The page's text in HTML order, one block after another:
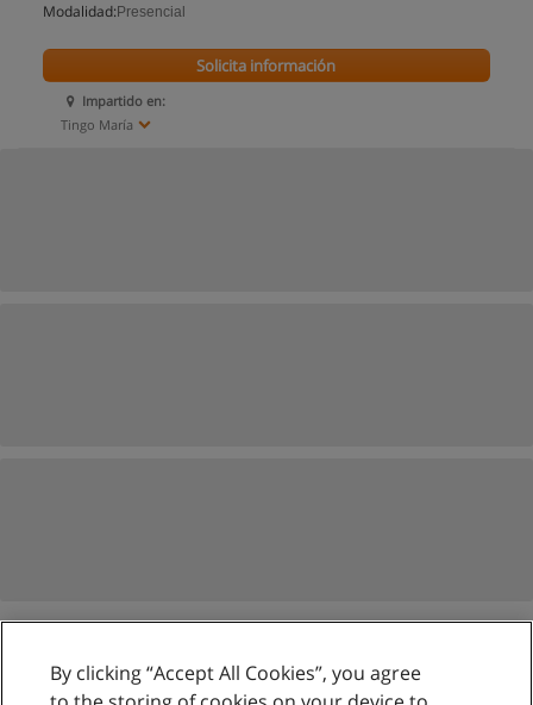
Modalidad: Presencial
Impartido en:
Tingo María
Solicita información
Reglas de uso
By clicking “Accept All Cookies”, you agree